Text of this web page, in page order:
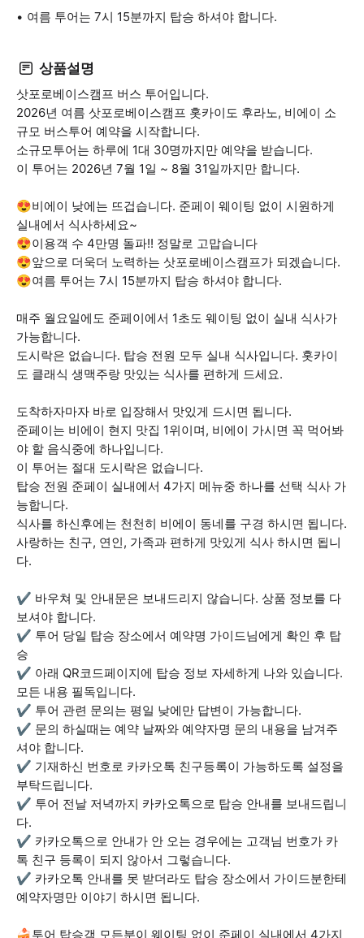
여름 투어는 7시 15분까지 탑승 하셔야 합니다.
상품설명
삿포로베이스캠프 버스 투어입니다.
2026년 여름 삿포로베이스캠프 홋카이도 후라노, 비에이 소
규모 버스투어 예약을 시작합니다.
소규모투어는 하루에 1대 30명까지만 예약을 받습니다.
이 투어는 2026년 7월 1일 ~ 8월 31일까지만 합니다.
😍비에이 낮에는 뜨겁습니다. 준페이 웨이팅 없이 시원하게
실내에서 식사하세요~
😍이용객 수 4만명 돌파!! 정말로 고맙습니다
😍앞으로 더욱더 노력하는 삿포로베이스캠프가 되겠습니다.
😍여름 투어는 7시 15분까지 탑승 하셔야 합니다.
매주 월요일에도 준페이에서 1초도 웨이팅 없이 실내 식사가
가능합니다.
도시락은 없습니다. 탑승 전원 모두 실내 식사입니다. 홋카이
도 클래식 생맥주랑 맛있는 식사를 편하게 드세요.
도착하자마자 바로 입장해서 맛있게 드시면 됩니다.
준페이는 비에이 현지 맛집 1위이며, 비에이 가시면 꼭 먹어봐
야 할 음식중에 하나입니다.
이 투어는 절대 도시락은 없습니다.
탑승 전원 준페이 실내에서 4가지 메뉴중 하나를 선택 식사 가
능합니다.
식사를 하신후에는 천천히 비에이 동네를 구경 하시면 됩니다.
사랑하는 친구, 연인, 가족과 편하게 맛있게 식사 하시면 됩니
다.
✔ 바우쳐 및 안내문은 보내드리지 않습니다. 상품 정보를 다
보셔야 합니다.
✔ 투어 당일 탑승 장소에서 예약명 가이드님에게 확인 후 탑
승
✔ 아래 QR코드페이지에 탑승 정보 자세하게 나와 있습니다.
모든 내용 필독입니다.
✔ 투어 관련 문의는 평일 낮에만 답변이 가능합니다.
✔ 문의 하실때는 예약 날짜와 예약자명 문의 내용을 남겨주
셔야 합니다.
✔ 기재하신 번호로 카카오톡 친구등록이 가능하도록 설정을
부탁드립니다.
✔ 투어 전날 저녁까지 카카오톡으로 탑승 안내를 보내드립니
다.
✔ 카카오톡으로 안내가 안 오는 경우에는 고객님 번호가 카
톡 친구 등록이 되지 않아서 그렇습니다.
✔ 카카오톡 안내를 못 받더라도 탑승 장소에서 가이드분한테
예약자명만 이야기 하시면 됩니다.
🍰투어 탑승객 모든분이 웨이팅 없이 준페이 실내에서 4가지